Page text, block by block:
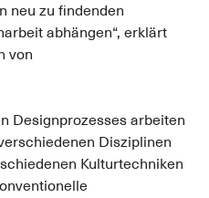
neu zu findenden
abhängen“, erklärt
von
Designprozesses arbeiten
Disziplinen
Kulturtechniken